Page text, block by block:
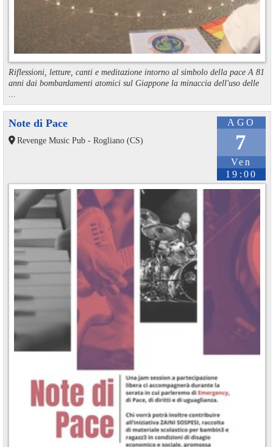
Riflessioni, letture, canti e meditazione intorno al simbolo della pace A 81
anni dai bombardamenti atomici sul Giappone la minaccia dell'uso delle
...
AGO
7
Ven
19:00
Note di Pace
Revenge Music Pub - Rogliano (CS)